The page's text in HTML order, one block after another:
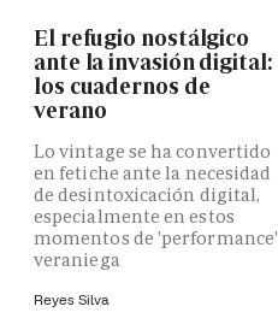
El refugio nostálgico
ante la invasión digital:
los cuadernos de
verano
Lo vintage se ha convertido
en fetiche ante la necesidad
de desintoxicación digital,
especialmente en estos
momentos de 'performance'
veraniega
Reyes Silva